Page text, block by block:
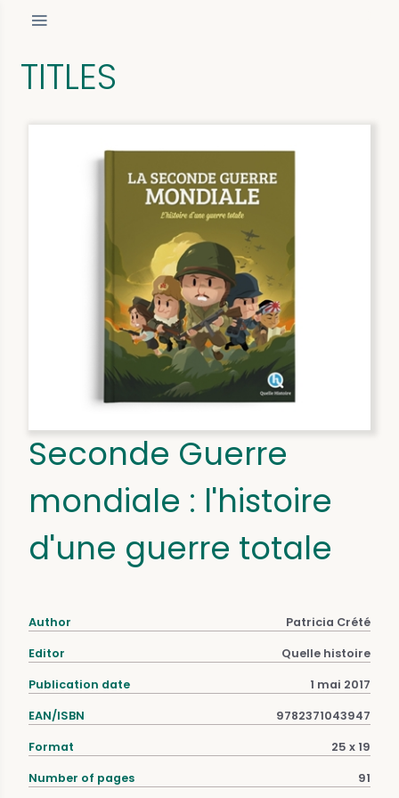
TITLES
Seconde Guerre
mondiale : l'histoire
d'une guerre totale
Author Patricia Crété
Editor Quelle histoire
Publication date 1 mai 2017
EAN/ISBN 9782371043947
Format 25 x 19
Number of pages 91